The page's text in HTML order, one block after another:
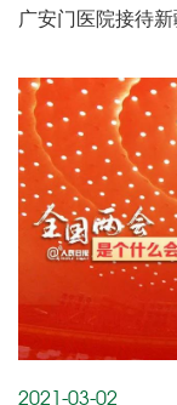
广安门医院接待
2021-03-02